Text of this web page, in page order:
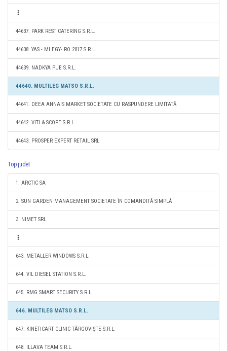
44637. PARK REST CATERING S.R.L.
44638. YAS - MI EGY- RO 2017 S.R.L.
44639. NADKYA PUB S.R.L.
44640. MULTILEG MATSO S.R.L.
44641. DEEA ANNAIS MARKET SOCIETATE CU RASPUNDERE LIMITATĂ
44642. VITI & SCOPE S.R.L.
44643. PROSPER EXPERT RETAIL SRL
Top judet
1. ARCTIC SA
2. SUN GARDEN MANAGEMENT SOCIETATE ÎN COMANDITĂ SIMPLĂ
3. NIMET SRL
643. METALLER WINDOWS S.R.L.
644. VIL DIESEL STATION S.R.L.
645. RMG SMART SECURITY S.R.L.
646. MULTILEG MATSO S.R.L.
647. KINETICART CLINIC TÂRGOVIȘTE S.R.L.
648. ILLAVA TEAM S.R.L.